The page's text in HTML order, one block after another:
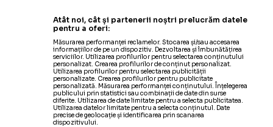
Atât noi, cât și partenerii noștri prelucrăm datele
pentru a oferi:
Măsurarea performanței reclamelor. Stocarea și/sau accesarea
informațiilor de pe un dispozitiv. Dezvoltarea și îmbunătățirea
serviciilor. Utilizarea profilurilor pentru selectarea conținutului
personalizat. Crearea profilurilor de conținut personalizat.
Utilizarea profilurilor pentru selectarea publicității
personalizate. Crearea profilurilor pentru publicitate
personalizată. Măsurarea performanței conținutului. Înțelegerea
publicului prin statistici sau combinații de date din surse
diferite. Utilizarea de date limitate pentru a selecta publicitatea.
Utilizarea datelor limitate pentru a selecta conținutul. Date
precise de geolocație și identificarea prin scanarea
dispozitivului.